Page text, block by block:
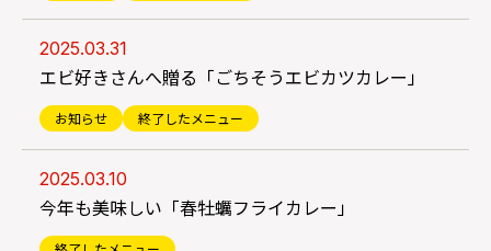
2025.03.31
エビ好きさんへ贈る「ごちそうエビカツカレー」
お知らせ 終了したメニュー
2025.03.10
今年も美味しい「春牡蠣フライカレー」